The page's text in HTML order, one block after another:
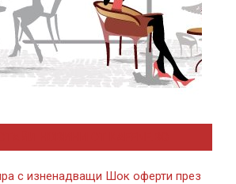
с изненадващи Шок оферти през